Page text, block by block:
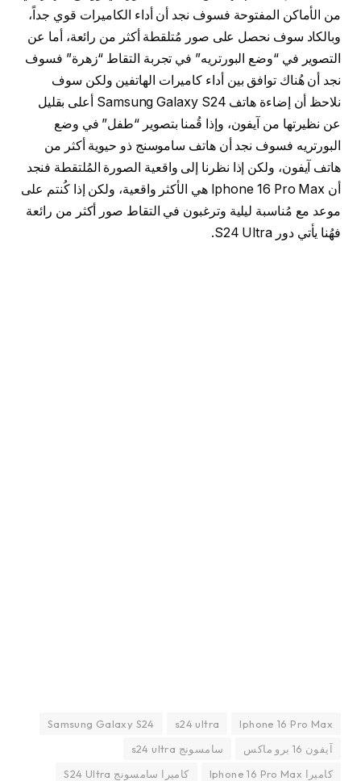
من الأماكن المفتوحة فسوف نجد أن أداء الكاميرات قوي جداً،
وبالكاد سوف نحصل على صور مُتلقطة أكثر من رائعة، أما عن
التصوير في “وضع البورتريه” في تجربة التقاط “زهرة” فسوف
نجد أن هُناك توافق بين أداء كاميرات الهاتفين ولكن سوف
نلاحظ أن إضاءة هاتف Samsung Galaxy S24 أعلى بقليل
عن نظيرتها من آيفون، وإذا قُمنا بتصوير “طفل” في وضع
البورتريه فسوف نجد أن هاتف ساموسنج ذو حيوية أكثر من
هاتف آيفون، ولكن إذا نظرنا إلى واقعية الصورة المُلتقطة فنجد
أن Iphone 16 Pro Max هي الأكثر واقعية، ولكن إذا كُنتم على
موعد مع مُناسبة ليلية وترغبون في التقاط صور أكثر من رائعة
فهُنا يأتي دور S24 Ultra.
Iphone 16 Pro Max
s24 ultra
Samsung Galaxy S24
آيفون 16 برو ماكس
سامسونج s24 ultra
كاميرا Iphone 16 Pro Max
كاميرا سامسونج S24 Ultra